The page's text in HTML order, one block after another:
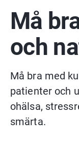
Må
och
Må bra med
patienter och
ohälsa,
smärta.